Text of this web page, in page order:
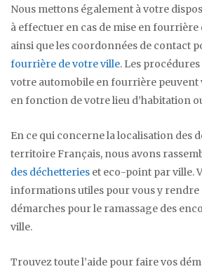
Nous mettons également à votre
à effectuer en cas de mise en fourrière
ainsi que les coordonnées de contact
fourrière de votre ville. Les
votre automobile en fourrière
en fonction de votre lieu d’habitation
En ce qui concerne la localisation des
territoire Français, nous avons
des déchetteries et eco-point par ville.
informations utiles pour vous y rendre
démarches pour le ramassage des
ville.
Trouvez toute l’aide pour faire vos